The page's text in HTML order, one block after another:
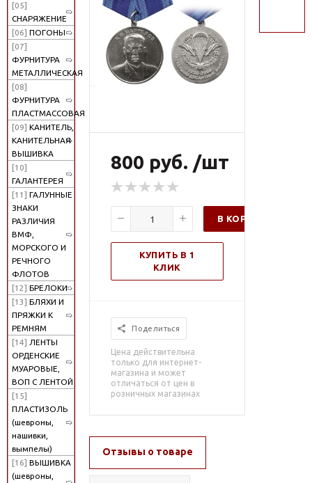
[05]
СНАРЯЖЕНИЕ
[06] ПОГОНЫ
[07]
ФУРНИТУРА
МЕТАЛЛИЧЕСКАЯ
[08]
ФУРНИТУРА
ПЛАСТМАССОВАЯ
[09] КАНИТЕЛЬ,
КАНИТЕЛЬНАЯ
ВЫШИВКА
[10]
ГАЛАНТЕРЕЯ
[11] ГАЛУННЫЕ
ЗНАКИ
РАЗЛИЧИЯ
ВМФ,
МОРСКОГО И
РЕЧНОГО
ФЛОТОВ
[12] БРЕЛОКИ
[13] БЛЯХИ И
ПРЯЖКИ К
РЕМНЯМ
[14] ЛЕНТЫ
ОРДЕНСКИЕ
МУАРОВЫЕ,
ВОП С ЛЕНТОЙ
[15]
ПЛАСТИЗОЛЬ
(шевроны,
нашивки,
вымпелы)
[16] ВЫШИВКА
(шевроны,
800 руб. /шт
В КОРЗИНУ
КУПИТЬ В 1
КЛИК
Поделиться
Цена действительна
только для интернет-
магазина и может
отличаться от цен в
розничных магазинах
Отзывы о товаре